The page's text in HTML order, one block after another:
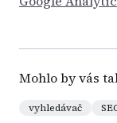
Mohlo by vás
vyhledávač